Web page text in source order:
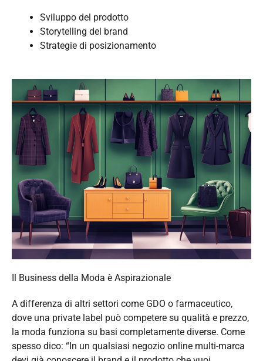
Sviluppo del prodotto
Storytelling del brand
Strategie di posizionamento
Il Business della Moda è Aspirazionale
A differenza di altri settori come GDO o farmaceutico,
dove una private label può competere su qualità e prezzo,
la moda funziona su basi completamente diverse. Come
spesso dico: “In un qualsiasi negozio online multi-marca